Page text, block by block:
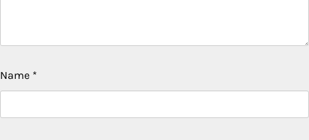
Name *